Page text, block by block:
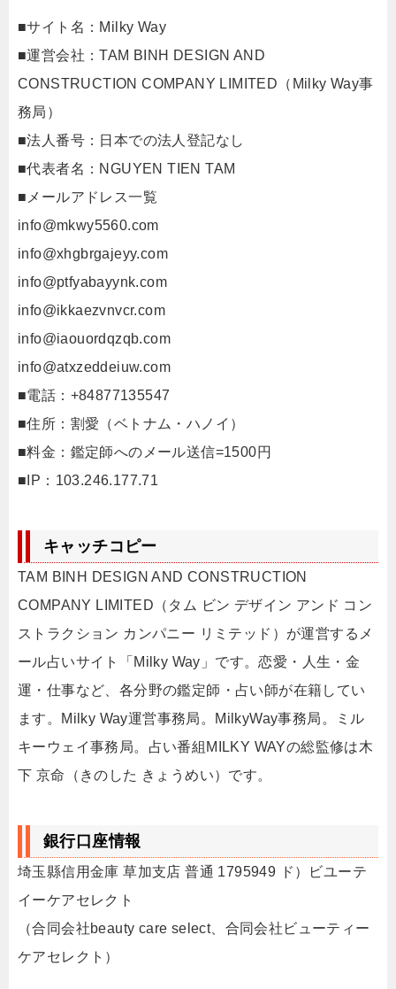
■サイト名：Milky Way
■運営会社：TAM BINH DESIGN AND
CONSTRUCTION COMPANY LIMITED（Milky Way事
務局）
■法人番号：日本での法人登記なし
■代表者名：NGUYEN TIEN TAM
■メールアドレス一覧
info@mkwy5560.com
info@xhgbrgajeyy.com
info@ptfyabayynk.com
info@ikkaezvnvcr.com
info@iaouordqzqb.com
info@atxzeddeiuw.com
■電話：+84877135547
■住所：割愛（ベトナム・ハノイ）
■料金：鑑定師へのメール送信=1500円
■IP：103.246.177.71
キャッチコピー
TAM BINH DESIGN AND CONSTRUCTION
COMPANY LIMITED（タム ビン デザイン アンド コン
ストラクション カンパニー リミテッド）が運営するメ
ール占いサイト「Milky Way」です。恋愛・人生・金
運・仕事など、各分野の鑑定師・占い師が在籍してい
ます。Milky Way運営事務局。MilkyWay事務局。ミル
キーウェイ事務局。占い番組MILKY WAYの総監修は木
下 京命（きのした きょうめい）です。
銀行口座情報
埼玉縣信用金庫 草加支店 普通 1795949 ド）ビユーテ
イーケアセレクト
（合同会社beauty care select、合同会社ビューティー
ケアセレクト）